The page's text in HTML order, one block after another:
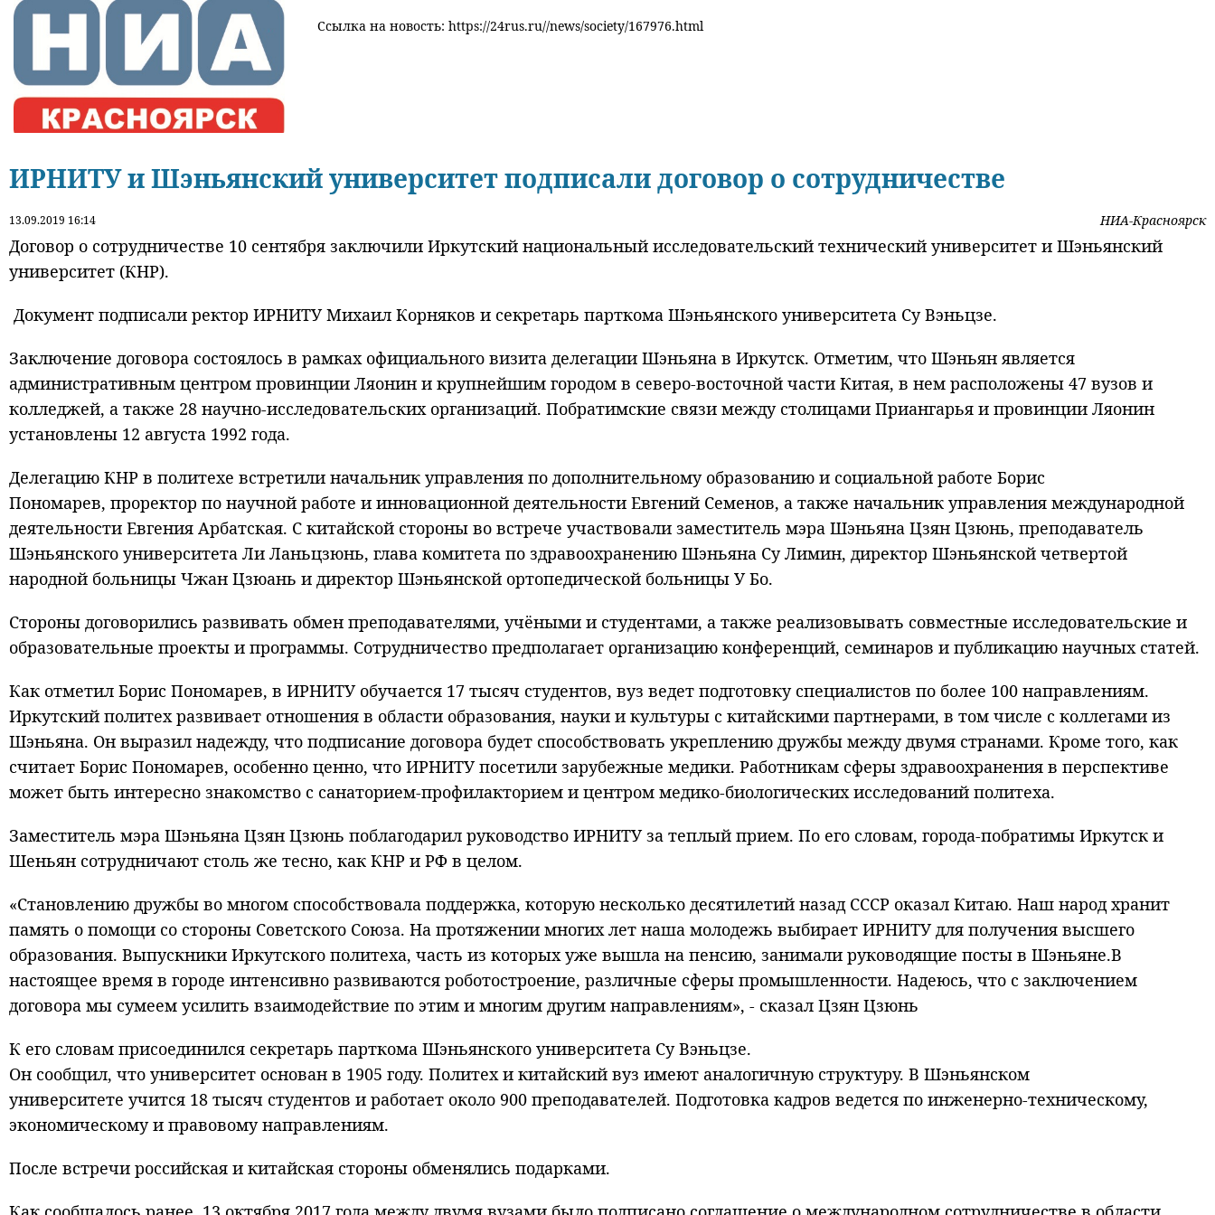
Ссылка на новость: https://24rus.ru//news/society/167976.html
ИРНИТУ и Шэньянский университет подписали договор о сотрудничестве
13.09.2019 16:14 НИА-Красноярск
Договор о сотрудничестве 10 сентября заключили Иркутский национальный исследовательский технический университет и Шэньянский
университет (КНР).
Документ подписали ректор ИРНИТУ Михаил Корняков и секретарь парткома Шэньянского университета Су Вэньцзе.
Заключение договора состоялось в рамках официального визита делегации Шэньяна в Иркутск. Отметим, что Шэньян является
административным центром провинции Ляонин и крупнейшим городом в северо-восточной части Китая, в нем расположены 47 вузов и
колледжей, а также 28 научно-исследовательских организаций. Побратимские связи между столицами Приангарья и провинции Ляонин
установлены 12 августа 1992 года.
Делегацию КНР в политехе встретили начальник управления по дополнительному образованию и социальной работе Борис
Пономарев, проректор по научной работе и инновационной деятельности Евгений Семенов, а также начальник управления международной
деятельности Евгения Арбатская. С китайской стороны во встрече участвовали заместитель мэра Шэньяна Цзян Цзюнь, преподаватель
Шэньянского университета Ли Ланьцзюнь, глава комитета по здравоохранению Шэньяна Су Лимин, директор Шэньянской четвертой
народной больницы Чжан Цзюань и директор Шэньянской ортопедической больницы У Бо.
Стороны договорились развивать обмен преподавателями, учёными и студентами, а также реализовывать совместные исследовательские и
образовательные проекты и программы. Сотрудничество предполагает организацию конференций, семинаров и публикацию научных статей.
Как отметил Борис Пономарев, в ИРНИТУ обучается 17 тысяч студентов, вуз ведет подготовку специалистов по более 100 направлениям.
Иркутский политех развивает отношения в области образования, науки и культуры с китайскими партнерами, в том числе с коллегами из
Шэньяна. Он выразил надежду, что подписание договора будет способствовать укреплению дружбы между двумя странами. Кроме того, как
считает Борис Пономарев, особенно ценно, что ИРНИТУ посетили зарубежные медики. Работникам сферы здравоохранения в перспективе
может быть интересно знакомство с санаторием-профилакторием и центром медико-биологических исследований политеха.
Заместитель мэра Шэньяна Цзян Цзюнь поблагодарил руководство ИРНИТУ за теплый прием. По его словам, города-побратимы Иркутск и
Шеньян сотрудничают столь же тесно, как КНР и РФ в целом.
«Становлению дружбы во многом способствовала поддержка, которую несколько десятилетий назад СССР оказал Китаю. Наш народ хранит
память о помощи со стороны Советского Союза. На протяжении многих лет наша молодежь выбирает ИРНИТУ для получения высшего
образования. Выпускники Иркутского политеха, часть из которых уже вышла на пенсию, занимали руководящие посты в Шэньяне.В
настоящее время в городе интенсивно развиваются роботостроение, различные сферы промышленности. Надеюсь, что с заключением
договора мы сумеем усилить взаимодействие по этим и многим другим направлениям», - сказал Цзян Цзюнь
К его словам присоединился секретарь парткома Шэньянского университета Су Вэньцзе.
Он сообщил, что университет основан в 1905 году. Политех и китайский вуз имеют аналогичную структуру. В Шэньянском
университете учится 18 тысяч студентов и работает около 900 преподавателей. Подготовка кадров ведется по инженерно-техническому,
экономическому и правовому направлениям.
После встречи российская и китайская стороны обменялись подарками.